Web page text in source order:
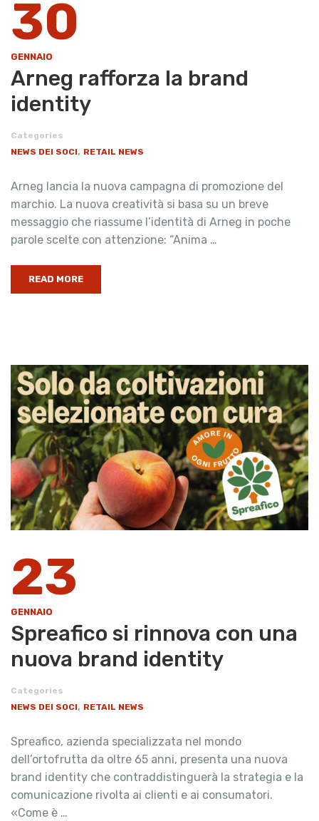
30
GENNAIO
​Arneg rafforza la brand
identity
Categories
NEWS DEI SOCI, RETAIL NEWS
Arneg lancia la nuova campagna di promozione del
marchio. La nuova creatività si basa su un breve
messaggio che riassume l’identità di Arneg in poche
parole scelte con attenzione: “Anima …
READ MORE
23
GENNAIO
Spreafico si rinnova con una
nuova brand identity
Categories
NEWS DEI SOCI, RETAIL NEWS
Spreafico, azienda specializzata nel mondo
dell’ortofrutta da oltre 65 anni, presenta una nuova
brand identity che contraddistinguerà la strategia e la
comunicazione rivolta ai clienti e ai consumatori.
«Come è …